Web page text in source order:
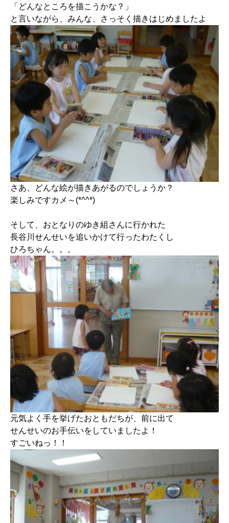
「どんなところを描こうかな？」
と言いながら、みんな、さっそく描きはじめましたよ
さあ、どんな絵が描きあがるのでしょうか？
楽しみですカメ～(*^^*)
そして、おとなりのゆき組さんに行かれた
長谷川せんせいを追いかけて行ったわたくし
ひろちゃん。。。
元気よく手を挙げたおともだちが、前に出て
せんせいのお手伝いをしていましたよ！
すごいねっ！！